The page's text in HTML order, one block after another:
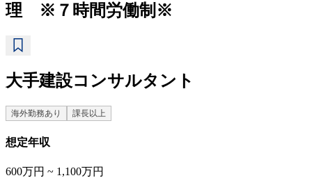
理 ※７時間労働制※
大手建設コンサルタント
海外勤務あり 課長以上
想定年収
600万円 ~ 1,100万円